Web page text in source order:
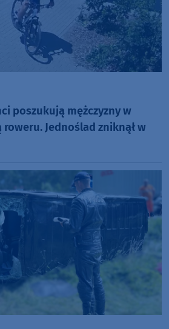
poszukują mężczyzny w
roweru. Jednoślad zniknął w